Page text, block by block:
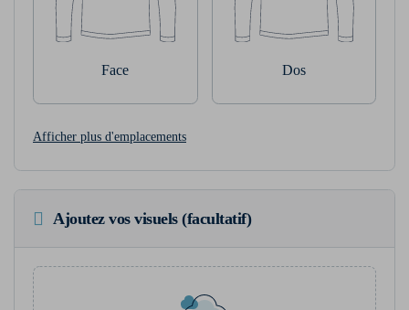
Face Dos
Afficher plus d'emplacements
Ajoutez vos visuels (facultatif)